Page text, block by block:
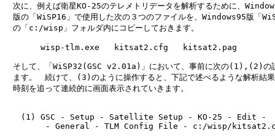
次に、例えば衛星KO-25のテレメトリデータを解析するために、
版の「WiSP16」で使用した次の３つのファイルを、Windows95版「
の「c:/wisp」フォルダ内にコピーしておきます。
wisp-tlm.exe   kitsat2.cfg   kitsat2.pag
そして、「WiSP32(GSC v2.01a)」において、事前に次の(1),(2)の
ます。　続けて、(3)のように操作すると、下記で述べるような解析結
時刻を追って連続的に画面表示されていきます。
(1) GSC - Setup - Satellite Setup - KO-25 - Edit -
- General - TLM Config File - c:/wisp/